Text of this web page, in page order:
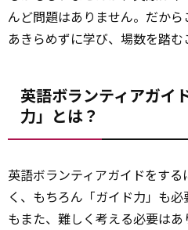
んど問題はありません。だか
あきらめずに学び、場数を踏む
英語ボランティアガイ
力」とは？
英語ボランティアガイドをす
く、もちろん「ガイド力」も
もまた、難しく考える必要は